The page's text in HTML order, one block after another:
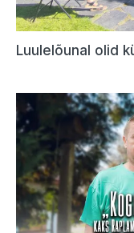
Luulelõunal olid